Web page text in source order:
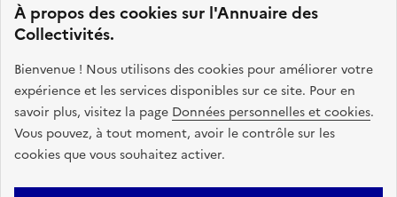
À propos des cookies sur l'Annuaire des
Collectivités.
Bienvenue ! Nous utilisons des cookies pour améliorer votre
expérience et les services disponibles sur ce site. Pour en
savoir plus, visitez la page Données personnelles et cookies.
Vous pouvez, à tout moment, avoir le contrôle sur les
cookies que vous souhaitez activer.
Cohésion des Territoires
. Le code source de ce site web
est disponible en licence libre. Le design de ce site est conçu
avec le système de design de l’État.
legifrance.gouv.fr
info.gouv.fr
service-public.gouv.fr
data.gouv.fr
Plan du site Accessibilite : non conforme Mentions légales